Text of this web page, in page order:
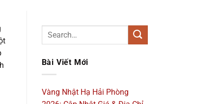
Bài Viết Mới
Vàng Nhật Hạ Hải Phòng